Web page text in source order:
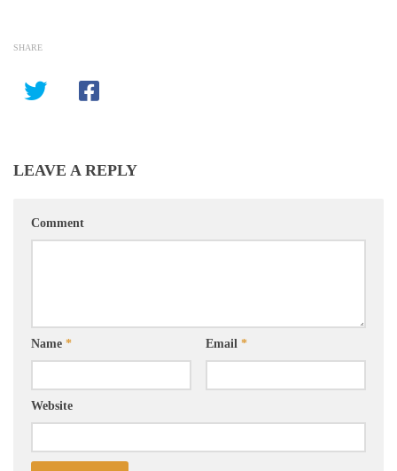
SHARE
LEAVE A REPLY
Comment
Name * Email *
Website